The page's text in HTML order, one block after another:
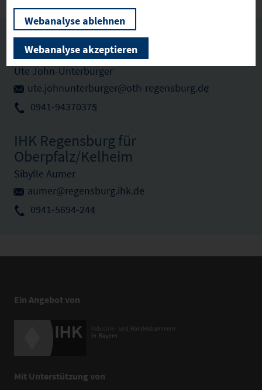
Ansprechpartner vor Ort
Ute John-Unterburger
ute.johnunterburger@oth-regensburg.de
0941-94370375
IHK Regensburg für
Oberpfalz/Kelheim
Sibylle Aumer
aumer@regensburg.ihk.de
0941-5694-244
Ein Angebot von
Mit Unterstützung von
Webanalyse ablehnen
Webanalyse akzeptieren